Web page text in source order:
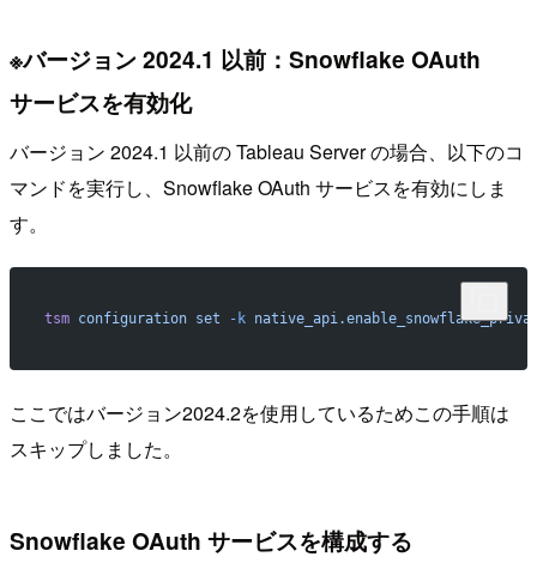
※バージョン 2024.1 以前：Snowflake OAuth
サービスを有効化
バージョン 2024.1 以前の Tableau Server の場合、以下のコ
マンドを実行し、Snowflake OAuth サービスを有効にしま
す。
tsm configuration set -k
ここではバージョン2024.2を使用しているためこの手順は
スキップしました。
Snowflake OAuth サービスを構成する